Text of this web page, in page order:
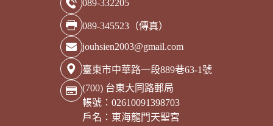
089-332205
089-345523（傳真）
jouhsien2003@gmail.com
臺東市中華路一段889巷63-1號
(700) 台東大同路郵局
帳號：02610091398703
戶名：東海龍門天聖宮